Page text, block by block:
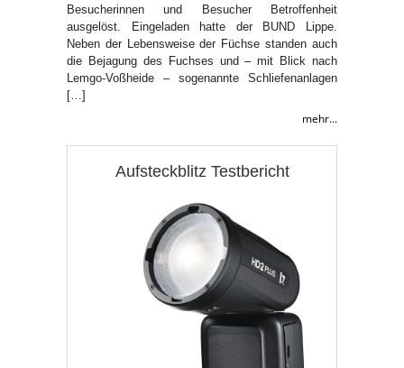
Besucherinnen und Besucher Betroffenheit
ausgelöst. Eingeladen hatte der BUND Lippe.
Neben der Lebensweise der Füchse standen auch
die Bejagung des Fuchses und – mit Blick nach
Lemgo-Voßheide – sogenannte Schliefenanlagen
[…]
mehr...
Aufsteckblitz Testbericht